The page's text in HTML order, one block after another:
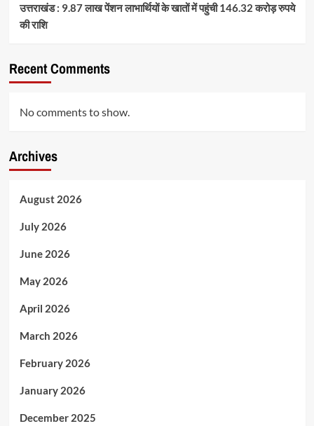
उत्तराखंड : 9.87 लाख पेंशन लाभार्थियों के खातों में पहुंची 146.32 करोड़ रुपये
की राशि
Recent Comments
No comments to show.
Archives
August 2026
July 2026
June 2026
May 2026
April 2026
March 2026
February 2026
January 2026
December 2025